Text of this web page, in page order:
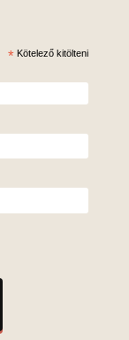
* Kötelező kitölteni